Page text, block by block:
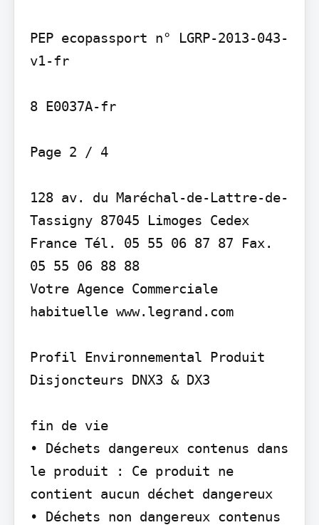
PEP ecopassport n° LGRP-2013-043-
v1-fr
8 E0037A-fr
Page 2 / 4
128 av. du Maréchal-de-Lattre-de-
Tassigny 87045 Limoges Cedex
France Tél. 05 55 06 87 87 Fax.
05 55 06 88 88
Votre Agence Commerciale
habituelle www.legrand.com
Profil Environnemental Produit
Disjoncteurs DNX3 & DX3
fin de vie
• Déchets dangereux contenus dans
le produit : Ce produit ne
contient aucun déchet dangereux
• Déchets non dangereux contenus